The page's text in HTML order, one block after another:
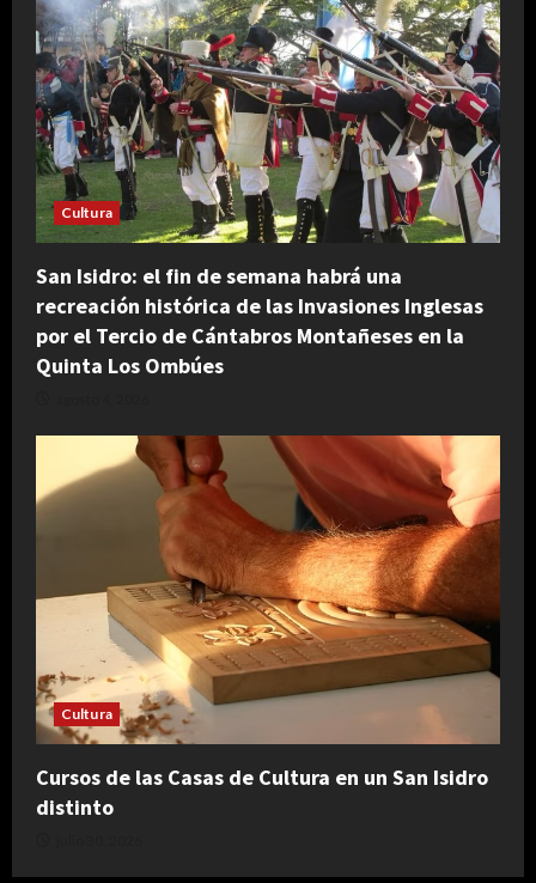
Cultura
San Isidro: el fin de semana habrá una
recreación histórica de las Invasiones Inglesas
por el Tercio de Cántabros Montañeses en la
Quinta Los Ombúes
Cultura
Cursos de las Casas de Cultura en un San Isidro
distinto